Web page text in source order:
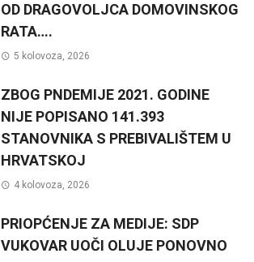
OD DRAGOVOLJCA DOMOVINSKOG
RATA….
5 kolovoza, 2026
ZBOG PNDEMIJE 2021. GODINE
NIJE POPISANO 141.393
STANOVNIKA S PREBIVALIŠTEM U
HRVATSKOJ
4 kolovoza, 2026
PRIOPĆENJE ZA MEDIJE: SDP
VUKOVAR UOČI OLUJE PONOVNO